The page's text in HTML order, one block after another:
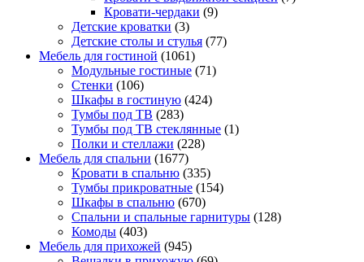
Кровати-чердаки (9)
Детские кроватки (3)
Детские столы и стулья (77)
Мебель для гостиной (1061)
Модульные гостиные (71)
Стенки (106)
Шкафы в гостиную (424)
Тумбы под ТВ (283)
Тумбы под ТВ стеклянные (1)
Полки и стеллажи (228)
Мебель для спальни (1677)
Кровати в спальню (335)
Тумбы прикроватные (154)
Шкафы в спальню (670)
Спальни и спальные гарнитуры (128)
Комоды (403)
Мебель для прихожей (945)